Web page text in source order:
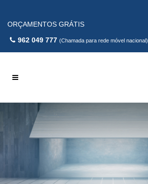
ORÇAMENTOS GRÁTIS
962 049 777 (Chamada para rede móvel nacional)